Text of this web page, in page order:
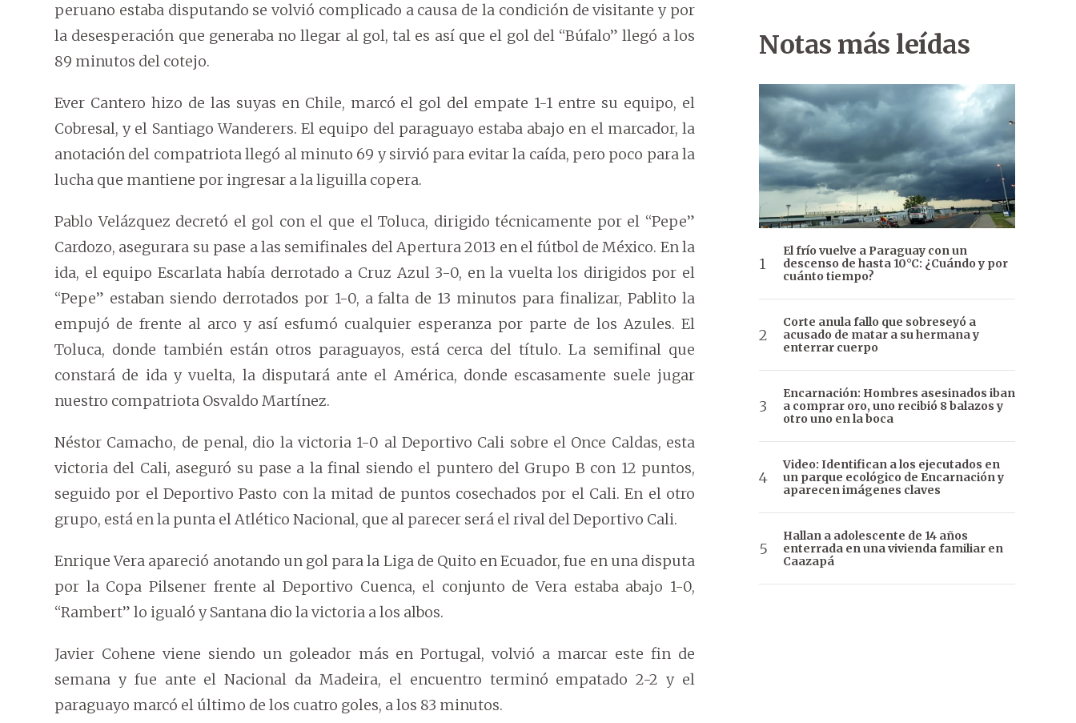
peruano estaba disputando se volvió complicado a causa de la condición de visitante y por
la desesperación que generaba no llegar al gol, tal es así que el gol del “Búfalo” llegó a los
89 minutos del cotejo.
Ever Cantero hizo de las suyas en Chile, marcó el gol del empate 1-1 entre su equipo, el
Cobresal, y el Santiago Wanderers. El equipo del paraguayo estaba abajo en el marcador, la
anotación del compatriota llegó al minuto 69 y sirvió para evitar la caída, pero poco para la
lucha que mantiene por ingresar a la liguilla copera.
Pablo Velázquez decretó el gol con el que el Toluca, dirigido técnicamente por el “Pepe”
Cardozo, asegurara su pase a las semifinales del Apertura 2013 en el fútbol de México. En la
ida, el equipo Escarlata había derrotado a Cruz Azul 3-0, en la vuelta los dirigidos por el
“Pepe” estaban siendo derrotados por 1-0, a falta de 13 minutos para finalizar, Pablito la
empujó de frente al arco y así esfumó cualquier esperanza por parte de los Azules. El
Toluca, donde también están otros paraguayos, está cerca del título. La semifinal que
constará de ida y vuelta, la disputará ante el América, donde escasamente suele jugar
nuestro compatriota Osvaldo Martínez.
Néstor Camacho, de penal, dio la victoria 1-0 al Deportivo Cali sobre el Once Caldas, esta
victoria del Cali, aseguró su pase a la final siendo el puntero del Grupo B con 12 puntos,
seguido por el Deportivo Pasto con la mitad de puntos cosechados por el Cali. En el otro
grupo, está en la punta el Atlético Nacional, que al parecer será el rival del Deportivo Cali.
Enrique Vera apareció anotando un gol para la Liga de Quito en Ecuador, fue en una disputa
por la Copa Pilsener frente al Deportivo Cuenca, el conjunto de Vera estaba abajo 1-0,
“Rambert” lo igualó y Santana dio la victoria a los albos.
Javier Cohene viene siendo un goleador más en Portugal, volvió a marcar este fin de
semana y fue ante el Nacional da Madeira, el encuentro terminó empatado 2-2 y el
paraguayo marcó el último de los cuatro goles, a los 83 minutos.
Notas más leídas
El frío vuelve a Paraguay con un
descenso de hasta 10°C: ¿Cuándo y por
cuánto tiempo?
Corte anula fallo que sobreseyó a
acusado de matar a su hermana y
enterrar cuerpo
Encarnación: Hombres asesinados iban
a comprar oro, uno recibió 8 balazos y
otro uno en la boca
Video: Identifican a los ejecutados en
un parque ecológico de Encarnación y
aparecen imágenes claves
Hallan a adolescente de 14 años
enterrada en una vivienda familiar en
Caazapá